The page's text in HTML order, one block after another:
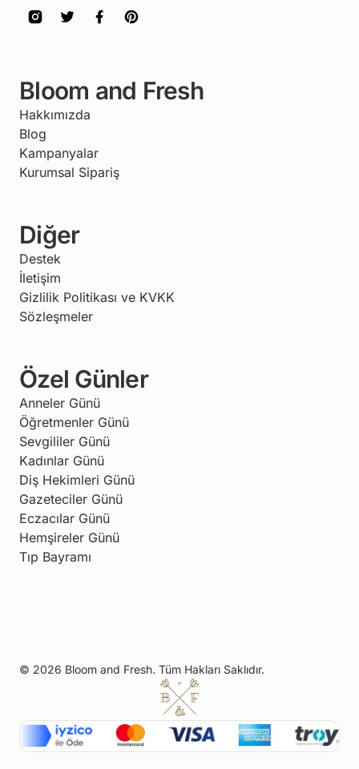
Bloom and Fresh
Hakkımızda
Blog
Kampanyalar
Kurumsal Sipariş
Diğer
Destek
İletişim
Gizlilik Politikası ve KVKK
Sözleşmeler
Özel Günler
Anneler Günü
Öğretmenler Günü
Sevgililer Günü
Kadınlar Günü
Diş Hekimleri Günü
Gazeteciler Günü
Eczacılar Günü
Hemşireler Günü
Tıp Bayramı
© 2026 Bloom and Fresh. Tüm Hakları Saklıdır.